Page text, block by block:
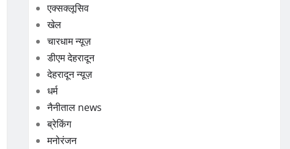
एक्सक्लूसिव
खेल
चारधाम न्यूज़
डीएम देहरादून
देहरादून न्यूज़
धर्म
नैनीताल news
ब्रेकिंग
मनोरंजन